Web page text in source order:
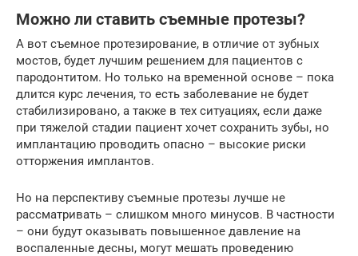
Можно ли ставить съемные протезы?
А вот съемное протезирование, в отличие от зубных
мостов, будет лучшим решением для пациентов с
пародонтитом. Но только на временной основе – пока
длится курс лечения, то есть заболевание не будет
стабилизировано, а также в тех ситуациях, если даже
при тяжелой стадии пациент хочет сохранить зубы, но
имплантацию проводить опасно – высокие риски
отторжения имплантов.
Но на перспективу съемные протезы лучше не
рассматривать – слишком много минусов. В частности
– они будут оказывать повышенное давление на
воспаленные десны, могут мешать проведению